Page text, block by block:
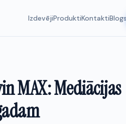
IzdevējiProduktiKontaktiBlogs
MAX: Mediācijas